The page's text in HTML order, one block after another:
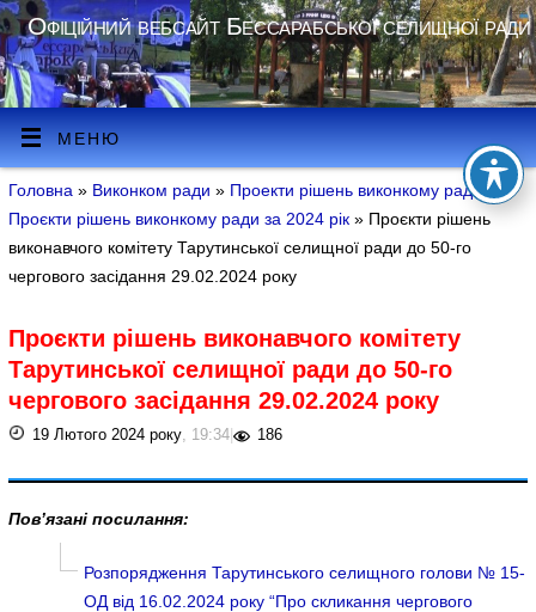
Офіційний вебсайт Бессарабської селищної ради
МЕНЮ
Головна » Виконком ради» Проекти рішень виконкому ради»
Проєкти рішень виконкому ради за 2024 рік» Проєкти рішень
виконавчого комітету Тарутинської селищної ради до 50-го
чергового засідання 29.02.2024 року
Проєкти рішень виконавчого комітету
Тарутинської селищної ради до 50-го
чергового засідання 29.02.2024 року
19 Лютого 2024 року, 19:34| 186
Пов’язані посилання:
Розпорядження Тарутинського селищного голови № 15-
ОД від 16.02.2024 року “Про скликання чергового